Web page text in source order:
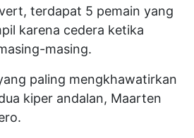
terdapat 5 pemain yang
karena cedera ketika
masing.
paling mengkhawatirkan
kiper andalan, Maarten